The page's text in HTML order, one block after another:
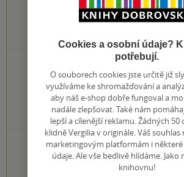
0×
0×
4 hvězdičky
0×
3 hvězdičky
0×
2 hvězdičky
0×
1 hvezdička
PŘIDEJTE SVÉ HODNOCENÍ
3 4 5
Cookies a osobní údaje?
potřebují.
O souborech cookies jste určitě již
využíváme ke shromažďování a
aby náš e-shop dobře fungoval a
nadále zlepšovat. Také nám
lepší a cílenější reklamu. Žádných 50
klidně Vergilia v originále. Váš
marketingovým platformám i některé
údaje. Ale vše bedlivě hlídáme. Jako
knihovnu!